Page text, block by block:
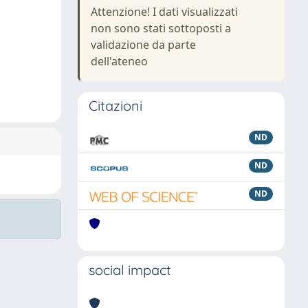
Attenzione! I dati visualizzati
non sono stati sottoposti a
validazione da parte
dell'ateneo
Citazioni
ND
ND
ND
social impact